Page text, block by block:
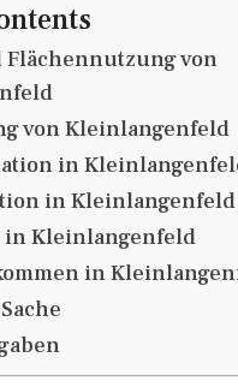
Flächennutzung von
von Kleinlangenfeld
in
in Kleinlangenfeld
in Kleinlangenfeld
in